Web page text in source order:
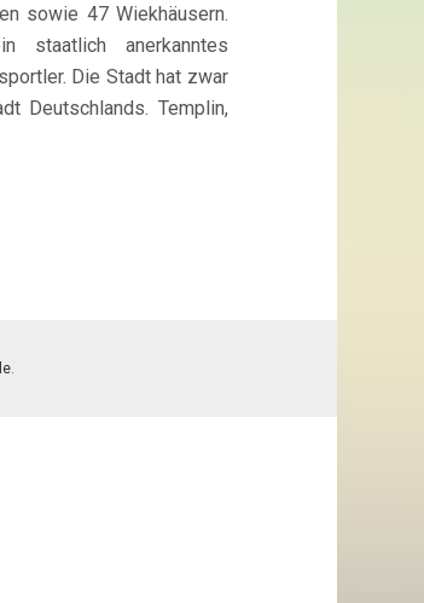
sowie 47 Wiekhäusern.
anerkanntes
Die Stadt hat zwar
Deutschlands. Templin,
.